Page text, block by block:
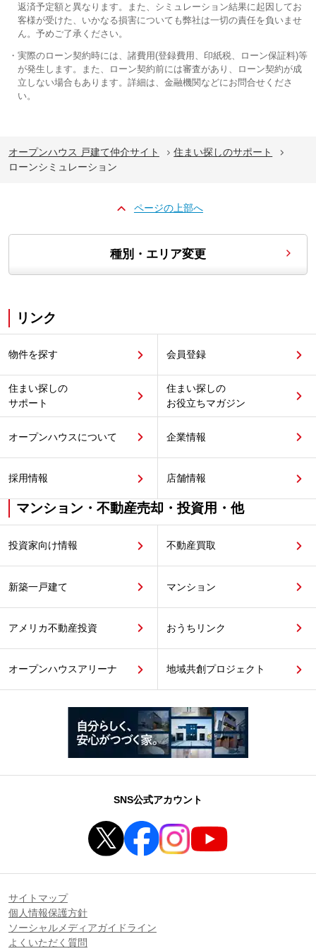
返済予定額と異なります。また、シミュレーション結果に起因してお
客様が受けた、いかなる損害についても弊社は一切の責任を負いませ
ん。予めご了承ください。
実際のローン契約時には、諸費用(登録費用、印紙税、ローン保証料)等
が発生します。また、ローン契約前には審査があり、ローン契約が成
立しない場合もあります。詳細は、金融機関などにお問合せくださ
い。
オープンハウス 戸建て仲介サイト
住まい探しのサポート
ローンシミュレーション
ページの上部へ
種別・エリア変更
リンク
物件を探す 会員登録
住まい探しの
サポート
住まい探しの
お役立ちマガジン
オープンハウスについて 企業情報
採用情報 店舗情報
マンション・不動産売却・投資用・他
投資家向け情報 不動産買取
新築一戸建て マンション
アメリカ不動産投資 おうちリンク
オープンハウスアリーナ 地域共創プロジェクト
SNS公式アカウント
サイトマップ
個人情報保護方針
ソーシャルメディアガイドライン
よくいただく質問